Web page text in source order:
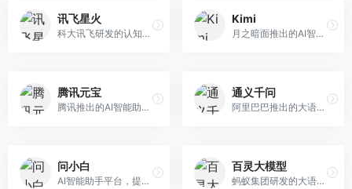
讯飞星火
科大讯飞研发的认知智能大模型，深度融合语音识别和自然语言处理技术。面向企业用户和教育领域，提供语音交互、文档处理、代码生成等服务，中文语音识别准确率高。
Kimi
月之暗面推出的AI智能助手，核心优势在于超长文本处理能力，支持20万字以上文档分析。面向学术研究者、职场人士和内容创作者，提供文档解读、PPT生成、联网搜索等综合服务。
腾讯元宝
腾讯推出的AI智能助手，整合微信生态和腾讯云服务。面向普通用户和企业客户，支持文档解析、图像理解、联网搜索等功能，与腾讯产品无缝衔接，办公协作便捷。
通义千问
阿里巴巴推出的大语言模型平台，提供对话问答、文档处理、图像理解、代码编写等全方位AI服务。面向企业用户和个人开发者，集成阿里云生态，支持多模态交互，企业级安全保障。
问小白
AI智能助手平台，提供知识问答、文本创作、文档处理等服务。面向普通用户和职场人士，操作简便，响应速度快，支持多场景应用。
百灵大模型
蚂蚁集团研发的大语言模型平台，专注于金融科技和企业服务。面向金融机构和企业客户，提供智能客服、风险分析、文档处理等服务，金融场景理解深入。